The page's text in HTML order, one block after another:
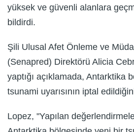
yüksek ve güvenli alanlara
bildirdi.
Şili Ulusal Afet Önleme ve
(Senapred) Direktörü Alicia
yaptığı açıklamada, Antarktika
tsunami uyarısının iptal
Lopez, "Yapılan